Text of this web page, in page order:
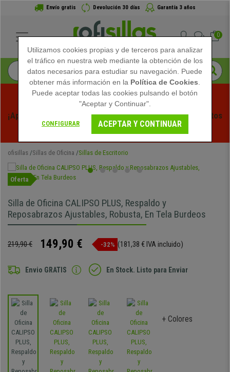
Envío gratis Devolución 30 días Garantía 3 años
0
¡Aprovecha las Rebajas de Verano en Ofisillas! Descuentos
Exclusivos por Tiempo Limitado - Ver Promo
ofisillas Sillas de Oficina Sillas de Escritorio
Oferta
Silla de Oficina CALIPSO PLUS, Respaldo y
Reposabrazos Ajustables, Robusta, En Tela Burdeos
219,90 € 149,90 € -32% (181,38 € IVA incluido)
Envio GRATIS En Stock. Listo para Enviar
+ Colores
Utilizamos cookies propias y de terceros para analizar
el tráfico en nuestra web mediante la obtención de los
datos necesarios para estudiar su navegación. Puede
obtener más información en la Política de Cookies
Puede aceptar todas las cookies pulsando el botón
"Aceptar y Continuar".
CONFIGURAR ACEPTAR Y CONTINUAR